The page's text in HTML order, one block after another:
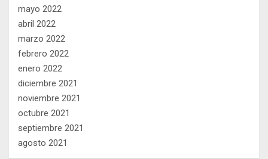
mayo 2022
abril 2022
marzo 2022
febrero 2022
enero 2022
diciembre 2021
noviembre 2021
octubre 2021
septiembre 2021
agosto 2021